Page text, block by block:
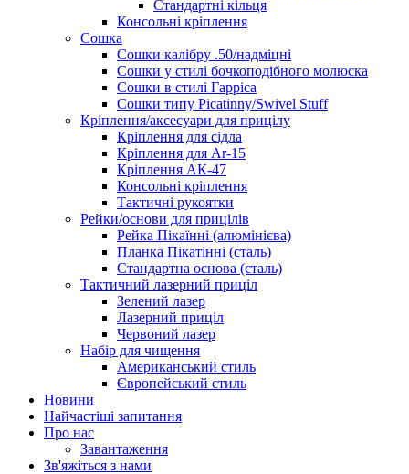
Стандартні кільця
Консольні кріплення
Сошка
Сошки калібру .50/надміцні
Сошки у стилі бочкоподібного молюска
Сошки в стилі Гарріса
Сошки типу Picatinny/Swivel Stuff
Кріплення/аксесуари для прицілу
Кріплення для сідла
Кріплення для Ar-15
Кріплення АК-47
Консольні кріплення
Тактичні рукоятки
Рейки/основи для прицілів
Рейка Пікаїнні (алюмінієва)
Планка Пікатінні (сталь)
Стандартна основа (сталь)
Тактичний лазерний приціл
Зелений лазер
Лазерний приціл
Червоний лазер
Набір для чищення
Американський стиль
Європейський стиль
Новини
Найчастіші запитання
Про нас
Завантаження
Зв'яжіться з нами